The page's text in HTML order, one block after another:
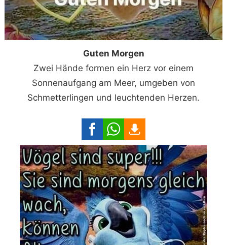
Guten Morgen
Zwei Hände formen ein Herz vor einem
Sonnenaufgang am Meer, umgeben von
Schmetterlingen und leuchtenden Herzen.